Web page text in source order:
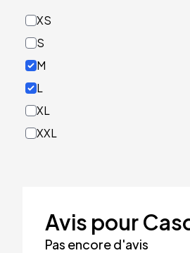
XS
S
M
L
XL
XXL
Avis pour
Pas encore d'avis